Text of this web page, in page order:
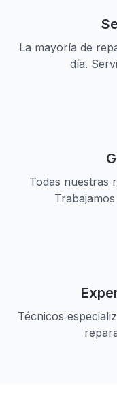
La mayoría de
día.
Todas nuestras
Técnicos